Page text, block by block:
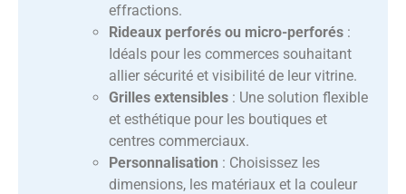
effractions.
Rideaux perforés ou micro-perforés :
Idéals pour les commerces souhaitant
allier sécurité et visibilité de leur vitrine.
Grilles extensibles : Une solution flexible
et esthétique pour les boutiques et
centres commerciaux.
Personnalisation : Choisissez les
dimensions, les matériaux et la couleur